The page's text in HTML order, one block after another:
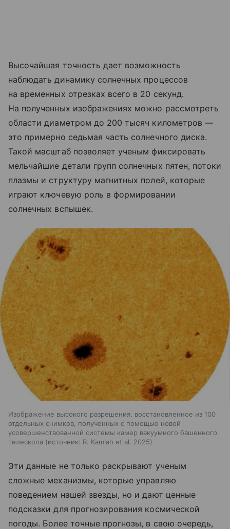
Высочайшая точность дает возможность
наблюдать динамику солнечных процессов
на временных отрезках всего в 20 секунд.
На полученных изображениях можно рассмотреть
области диаметром до 200 тысяч километров —
это примерно седьмая часть солнечного диска.
Такой масштаб позволяет ученым фиксировать
мельчайшие детали групп солнечных пятен, потоки
плазмы и структуру магнитных полей, которые
играют ключевую роль в формировании
солнечных вспышек.
Изображение высокого разрешения, восстановленное из 100
отдельных снимков, полученных с помощью новой
усовершенствованной системы камер вакуумного башенного
телескопа
источник: R. Kamlah et al. 2025
Эти данные не только раскрывают ученым
сложные механизмы, которые управляю
поведением нашей звезды, но и дают ценные
подсказки для прогнозирования космической
погоды. Более точные прогнозы, в свою очередь,